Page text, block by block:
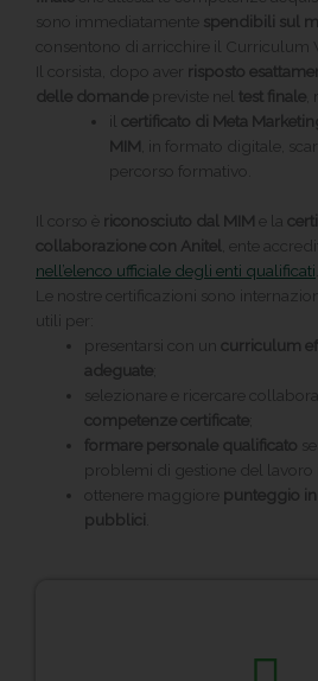
sono immediatamente spendibili sul
consentono di arricchire il Curriculum
Il corsista, dopo aver risposto
delle domande previste nel test finale
il certificato di Meta
MIM , in formato digitale,
percorso formativo.
Il corso è riconosciuto dal MIM e la
collaborazione con Anitel , ente
nell’elenco ufficiale degli enti qualificati
Le nostre certificazioni sono
utili per:
presentarsi con uncurriculum
adeguate
selezionare e ricercare
competenze certificate
formare personale qualificato
problemi di gestione del lavoro
ottenere maggiore punteggio
pubblici